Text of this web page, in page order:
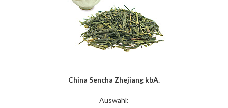
China Sencha Zhejiang kbA.
Auswahl: